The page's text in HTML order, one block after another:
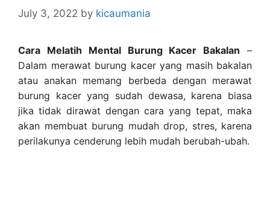
July 3, 2022 by kicaumania
Cara Melatih Mental Burung Kacer Bakalan –
Dalam merawat burung kacer yang masih bakalan
atau anakan memang berbeda dengan merawat
burung kacer yang sudah dewasa, karena biasa
jika tidak dirawat dengan cara yang tepat, maka
akan membuat burung mudah drop, stres, karena
perilakunya cenderung lebih mudah berubah-ubah.